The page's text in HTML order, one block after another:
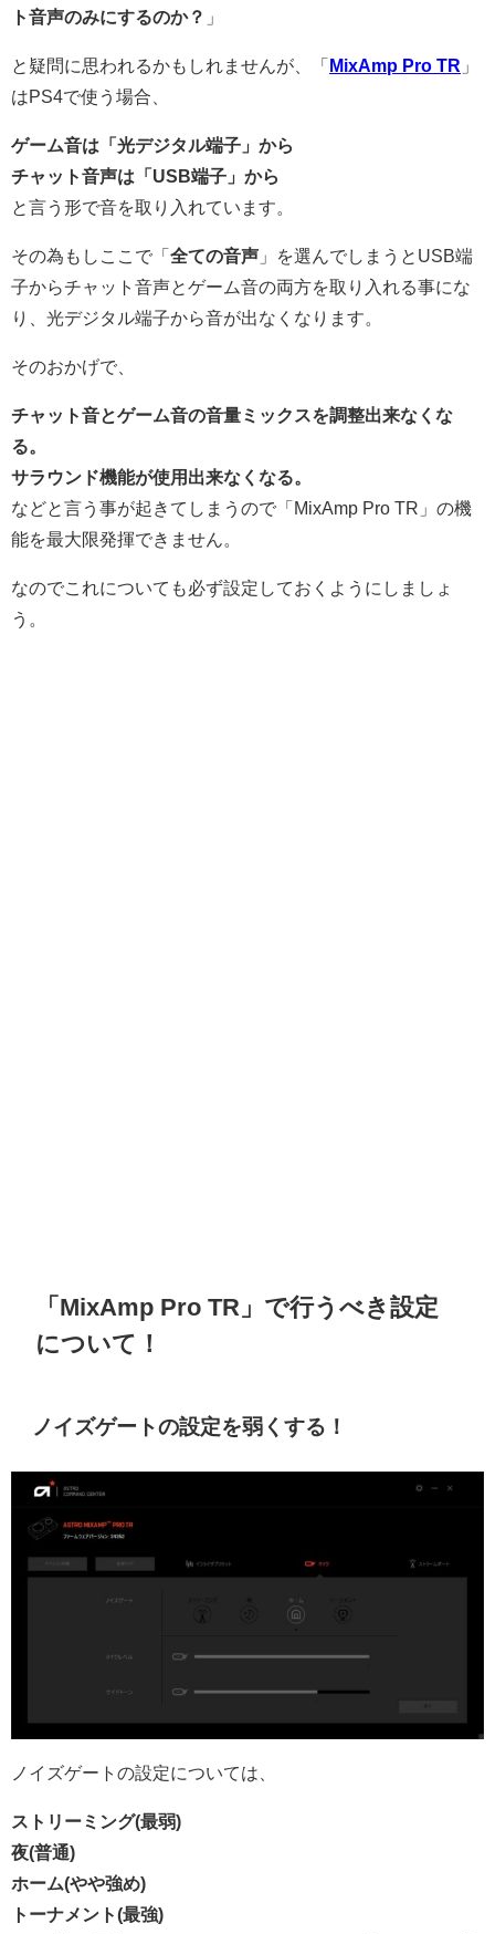
ト音声のみにするのか？ 」
と疑問に思われるかもしれませんが、「MixAmp Pro TR 」
はPS4で使う場合、
ゲーム音は「光デジタル端子」から
チャット音声は「USB端子」から
と言う形で音を取り入れています。
その為もしここで「全ての音声 」を選んでしまうとUSB端
子からチャット音声とゲーム音の両方を取り入れる事にな
り、光デジタル端子から音が出なくなります。
そのおかげで、
チャット音とゲーム音の音量ミックスを調整出来なくな
る。
サラウンド機能が使用出来なくなる。
などと言う事が起きてしまうので「MixAmp Pro TR」の機
能を最大限発揮できません。
なのでこれについても必ず設定しておくようにしましょ
う。
「MixAmp Pro TR」で行うべき設定
について！
ノイズゲートの設定を弱くする！
ノイズゲートの設定については、
ストリーミング(最弱)
夜(普通)
ホーム(やや強め)
トーナメント(最強)